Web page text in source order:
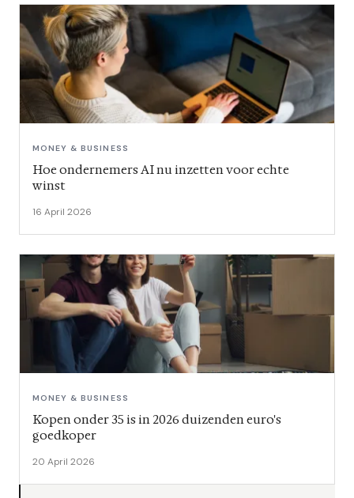
MONEY & BUSINESS
Hoe ondernemers AI nu inzetten voor echte
winst
16 April 2026
MONEY & BUSINESS
Kopen onder 35 is in 2026 duizenden euro's
goedkoper
20 April 2026